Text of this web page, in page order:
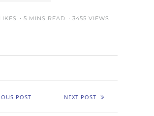
LIKES 5 MINS READ 3455 VIEWS
POST NEXT POST